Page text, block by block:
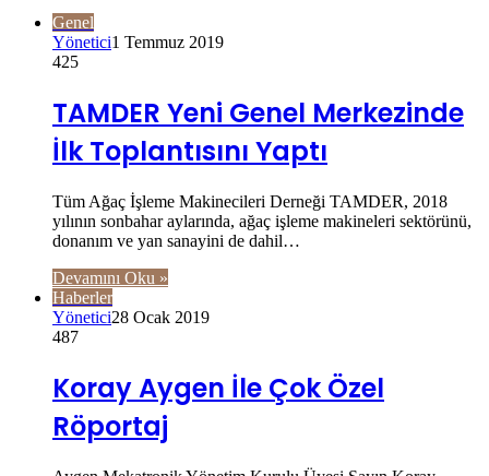
Genel
Yönetici1 Temmuz 2019
425
TAMDER Yeni Genel Merkezinde
İlk Toplantısını Yaptı
Tüm Ağaç İşleme Makinecileri Derneği TAMDER, 2018
yılının sonbahar aylarında, ağaç işleme makineleri sektörünü,
donanım ve yan sanayini de dahil…
Devamını Oku »
Haberler
Yönetici28 Ocak 2019
487
Koray Aygen İle Çok Özel
Röportaj